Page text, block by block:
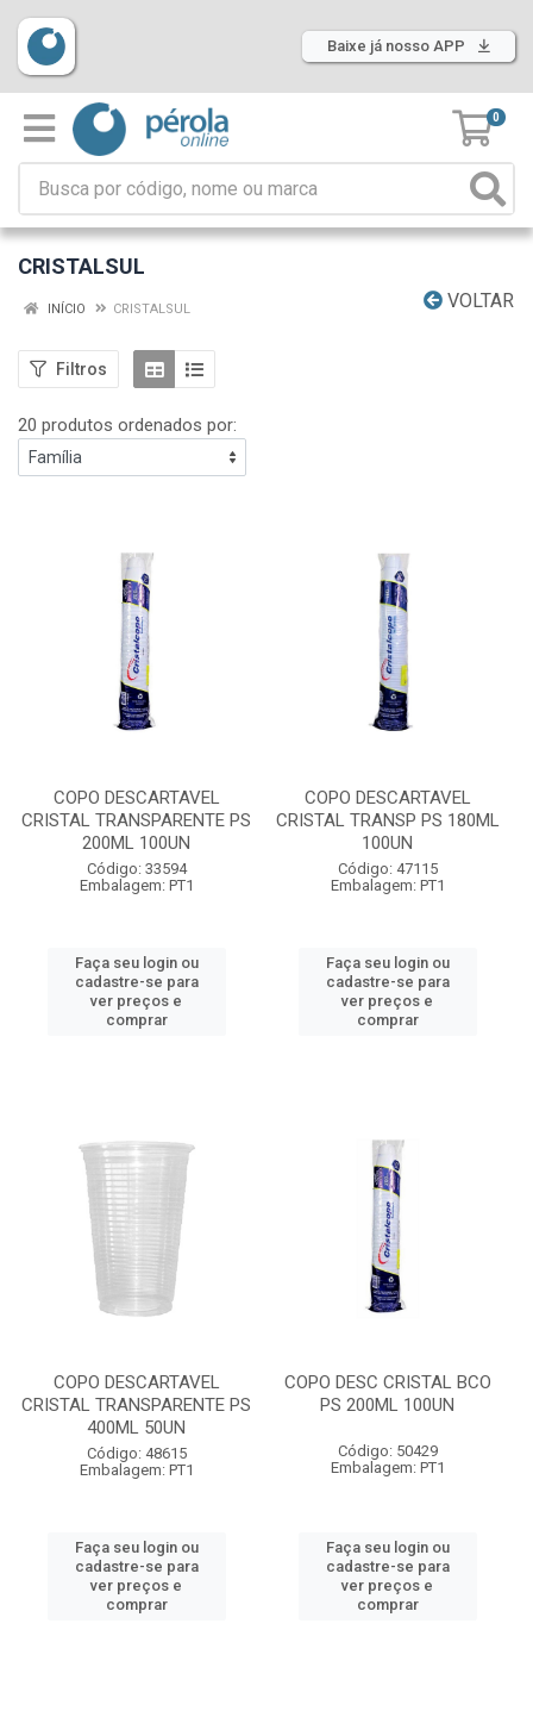
Baixe já nosso APP
0
CRISTALSUL
VOLTAR
INÍCIO CRISTALSUL
Filtros
20 produtos ordenados por:
COPO DESCARTAVEL
CRISTAL TRANSPARENTE PS
200ML 100UN
Código: 33594
Embalagem: PT1
Faça seu login ou
cadastre-se para
ver preços e
comprar
COPO DESCARTAVEL
CRISTAL TRANSP PS 180ML
100UN
Código: 47115
Embalagem: PT1
Faça seu login ou
cadastre-se para
ver preços e
comprar
COPO DESCARTAVEL
CRISTAL TRANSPARENTE PS
400ML 50UN
Código: 48615
Embalagem: PT1
Faça seu login ou
cadastre-se para
ver preços e
comprar
COPO DESC CRISTAL BCO
PS 200ML 100UN
Código: 50429
Embalagem: PT1
Faça seu login ou
cadastre-se para
ver preços e
comprar